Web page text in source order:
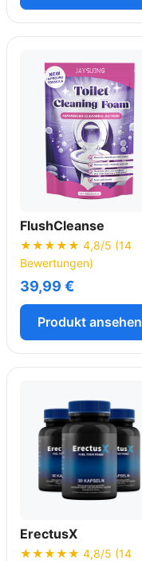
FlushCleanse
★★★★★ 4,8/5 (14
Bewertungen)
39,99 €
Produkt ansehen
ErectusX
★★★★★ 4,8/5 (14